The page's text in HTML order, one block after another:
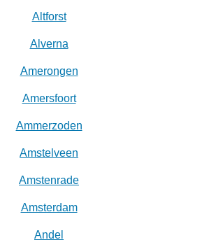
Altforst
Alverna
Amerongen
Amersfoort
Ammerzoden
Amstelveen
Amstenrade
Amsterdam
Andel